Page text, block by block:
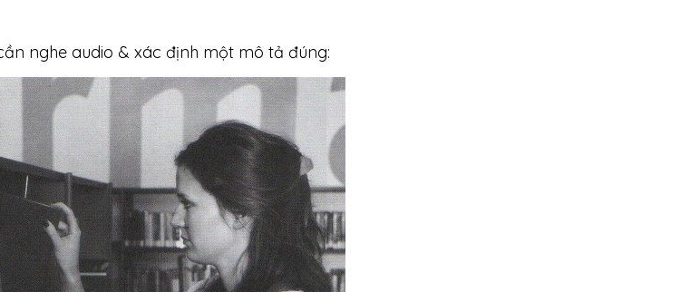
nghe audio & xác định một mô tả đúng: